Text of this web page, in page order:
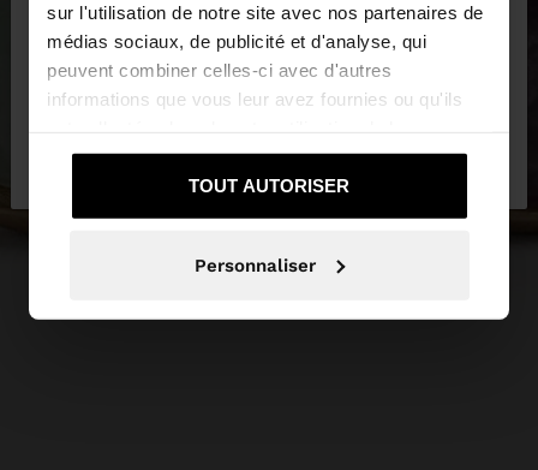
sur l'utilisation de notre site avec nos partenaires de
médias sociaux, de publicité et d'analyse, qui
peuvent combiner celles-ci avec d'autres
informations que vous leur avez fournies ou qu'ils
services.
TOUT AUTORISER
Personnaliser
Vous accédez au site depuis Belgique. Voulez-vous
parcourir notre site au United States?